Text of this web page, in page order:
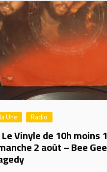
Une Radio
Le Vinyle de 10h moins
2 août – Bee